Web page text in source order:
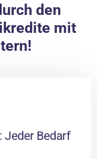
den
mit
Jeder Bedarf